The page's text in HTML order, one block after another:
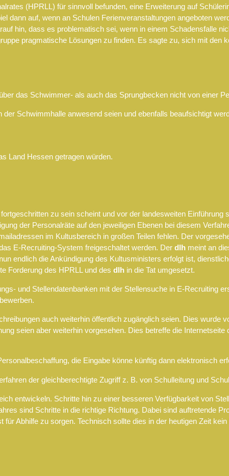
(HPRLL) für sinnvoll befunden, eine Erweiterung auf
dann auf, wenn an Schulen Ferienveranstaltungen angeboten
hin, dass es problematisch sei, wenn in einem Schadensfalle
pragmatische Lösungen zu finden. Es sagte zu, sich mit den
das Schwimmer- als auch das Sprungbecken nicht von einer
Schwimmhalle anwesend seien und ebenfalls beaufsichtigt
Land Hessen getragen würden.
zu sein scheint und vor der landesweiten
der Personalräte auf den jeweiligen Ebenen bei diesem
im Kultusbereich in großen Teilen fehlen. Der
E-Recruiting-System freigeschaltet werden. Der dlh meint an
endlich die Ankündigung des Kultusministers erfolgt ist,
Forderung des HPRLL und des dlh in die Tat umgesetzt.
und Stellendatenbanken mit der Stellensuche in E-Recruiting
auch weiterhin öffentlich zugänglich seien. Dies wurde
seien aber weiterhin vorgesehen. Dies betreffe die
die Eingabe könne künftig dann elektronisch
der gleichberechtigte Zugriff z. B. von Schulleitung und
entwickeln. Schritte hin zu einer besseren Verfügbarkeit von
sind Schritte in die richtige Richtung. Dabei sind auftretende
Abhilfe zu sorgen. Technisch sollte dies in der heutigen Zeit